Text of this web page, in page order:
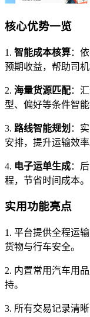
核心优势一览
1. 智能成本核算：
预期收益，帮助司机
2. 海量货源匹配：
型、偏好等条件智能
3. 路线智能规划 ：
安排，提升运输效率
4. 电子运单生成：
程，节省时间成本。
实用功能亮点
1. 平台提供全程运
货物与行车安全。
2. 内置常用汽车用
持。
3. 所有交易记录清